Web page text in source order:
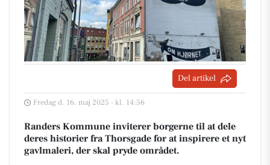
Del artikel
Fredag d. 16. maj 2025 - kl. 14:56
Randers Kommune inviterer borgerne til at dele
deres historier fra Thorsgade for at inspirere et nyt
gavlmaleri, der skal pryde området.